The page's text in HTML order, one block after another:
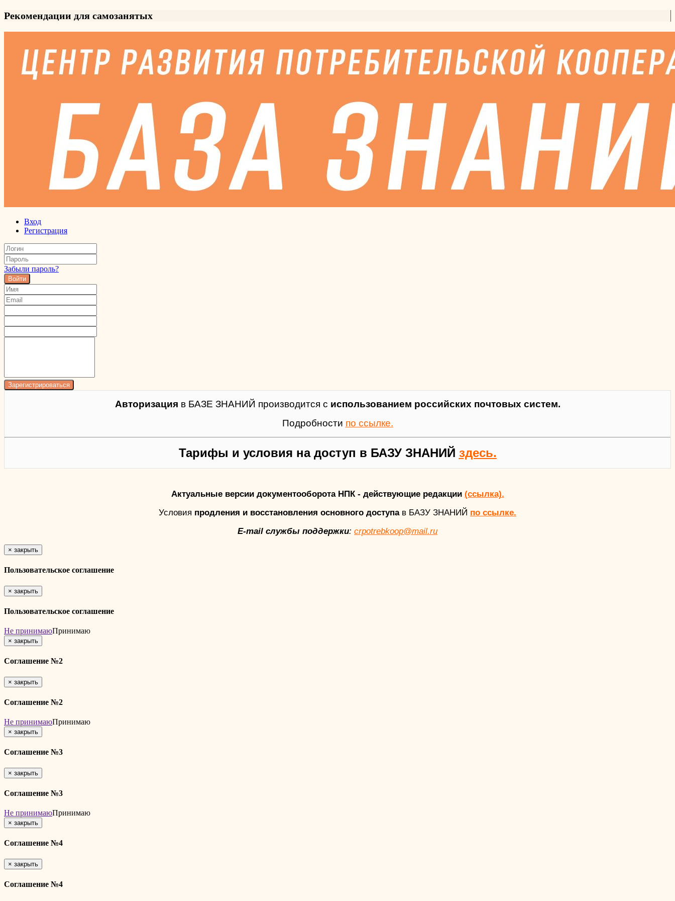
Рекомендации для самозанятых
Вход
Регистрация
Забыли пароль?
Войти
Авторизация в БАЗЕ ЗНАНИЙ производится с использованием российских почтовых систем.
Подробности по ссылке.
Тарифы и условия на доступ в БАЗУ ЗНАНИЙ здесь.
Актуальные версии документооборота НПК - действующие редакции (ссылка).
Условия продления и восстановления основного доступав БАЗУ ЗНАНИЙ по ссылке.
E-mail службы поддержки: crpotrebkoop@mail.ru
× закрыть
Пользовательское соглашение
× закрыть
Пользовательское соглашение
Не принимаюПринимаю
× закрыть
Соглашение №2
× закрыть
Соглашение №2
Не принимаюПринимаю
× закрыть
Соглашение №3
× закрыть
Соглашение №3
Не принимаюПринимаю
× закрыть
Соглашение №4
× закрыть
Соглашение №4